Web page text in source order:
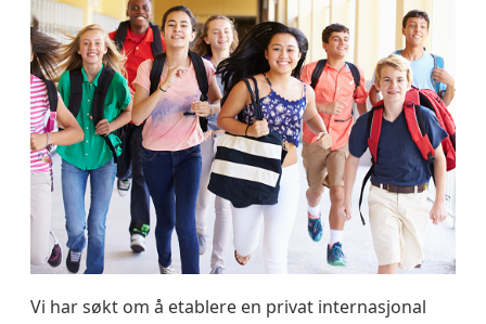
Vi har søkt om å etablere en privat internasjonal